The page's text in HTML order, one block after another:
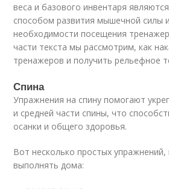
веса и базового инвентаря
способом развития мышечной силы
необходимости посещения
части текста мы рассмотрим, как
тренажеров и получить рельефное
Спина
Упражнения на спину помогают
и средней части спины, что
осанки и общего здоровья.
Вот несколько простых
выполнять дома: